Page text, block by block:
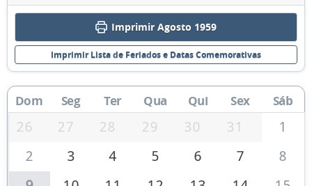
Imprimir Agosto 1959
Imprimir Lista de Feriados e Datas Comemorativas
Dom Seg Ter Qua Qui Sex Sáb
26 27 28 29 30 31
1
2
3 4 5 6 7
8